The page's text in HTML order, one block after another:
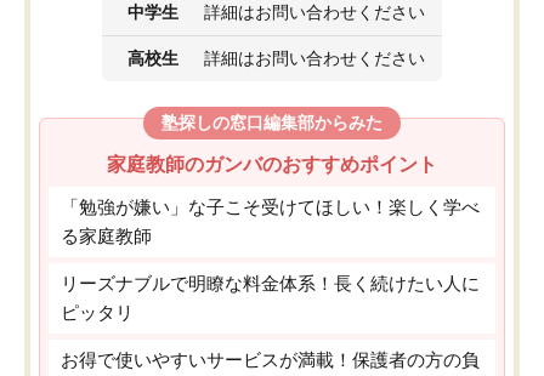
中学生 詳細はお問い合わせください
高校生 詳細はお問い合わせください
塾探しの窓口編集部からみた
家庭教師のガンバのおすすめポイント
「勉強が嫌い」な子こそ受けてほしい！楽しく学べ
る家庭教師
リーズナブルで明瞭な料金体系！長く続けたい人に
ピッタリ
お得で使いやすいサービスが満載！保護者の方の負